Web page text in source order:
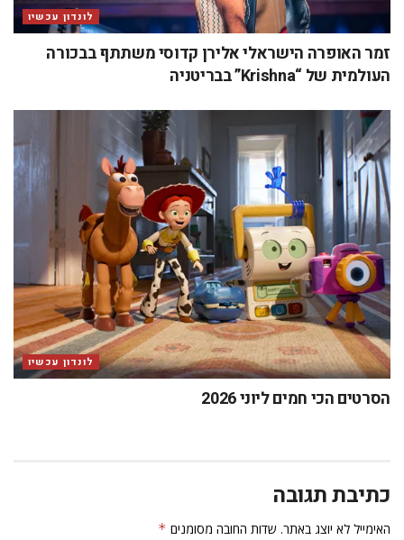
לונדון עכשיו
זמר האופרה הישראלי אלירן קדוסי משתתף בבכורה
העולמית של “Krishna” בבריטניה
לונדון עכשיו
הסרטים הכי חמים ליוני 2026
כתיבת תגובה
האימייל לא יוצג באתר. שדות החובה מסומנים *